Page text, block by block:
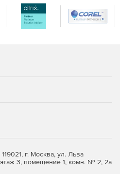
г. Москва, ул. Льва
этаж 3, помещение 1, комн. № 2, 2а